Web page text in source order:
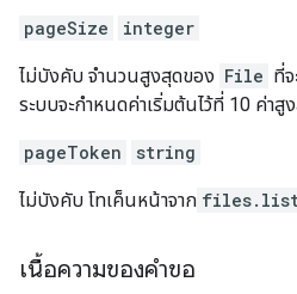
pageSize integer
ไม่บังคับ จำนวนสูงสุดของ File ที่
ระบบจะกำหนดค่าเริ่มต้นไว้ที่ 10 ค่าสู
pageToken string
ไม่บังคับ โทเค็นหน้าจาก
เนื้อความของคำขอ